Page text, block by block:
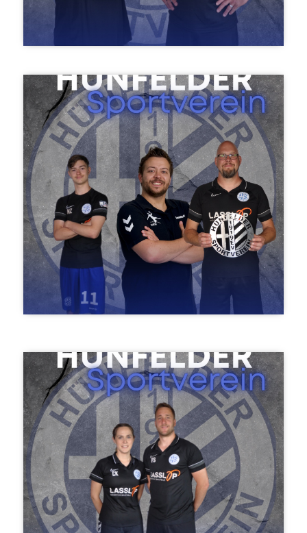
Norman Wild & Roberto Kowalski
C-Jugend
Nils Zachow, Christian Krätzig & Mike Filip
D-Jugend männlich